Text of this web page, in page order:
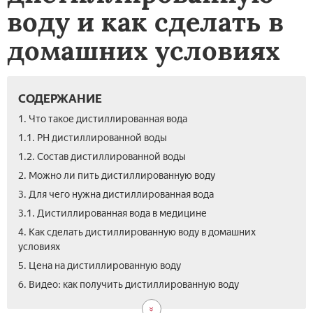
воду и как сделать в
домашних условиях
СОДЕРЖАНИЕ
1. Что такое дистиллированная вода
1.1. PH дистиллированной воды
1.2. Состав дистиллированной воды
2. Можно ли пить дистиллированную воду
3. Для чего нужна дистиллированная вода
3.1. Дистиллированная вода в медицине
4. Как сделать дистиллированную воду в домашних
условиях
5. Цена на дистиллированную воду
6. Видео: как получить дистиллированную воду